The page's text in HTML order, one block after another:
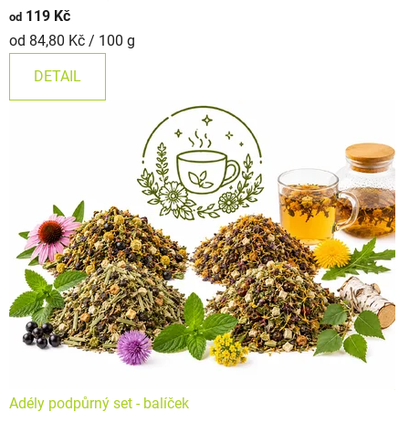
od 119 Kč
Měrná
od 84,80 Kč / 100 g
DETAIL
Adély podpůrný set - balíček